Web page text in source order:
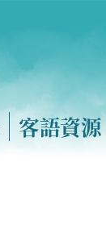
客語資源